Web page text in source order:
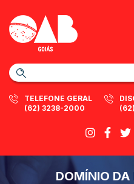
TELEFONE GERAL
(62) 3238-2000
DOMÍNIO DA